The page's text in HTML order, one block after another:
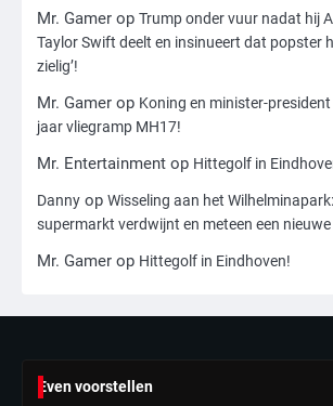
Ms. Army Girl
4
Amerikaanse regisseur
eigen zoon
Mr. Gamer
5
Israël doodt hoogste
Mr. Gamer op Trump onder vuur nadat hij
Taylor Swift deelt en insinueert dat popster
zielig’!
Mr. Gamer op Koning en minister-
jaar vliegramp MH17!
Mr. Entertainment op Hittegolf in
Danny op Wisseling aan het
supermarkt verdwijnt en meteen een
Mr. Gamer op Hittegolf in Eindhoven!
Even voorstellen